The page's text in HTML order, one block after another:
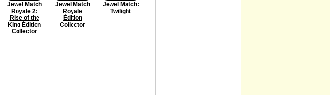
Jewel Match
Royale 2:
Rise of the
King Édition
Collector
Jewel Match
Royale
Édition
Collector
Jewel Match:
Twilight